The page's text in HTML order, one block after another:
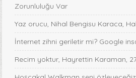
Zorunluluğu Var
Yaz orucu, Nihal Bengisu Karaca,
İnternet zihni geriletir mi? Google
Recim yoktur, Hayrettin Karaman,